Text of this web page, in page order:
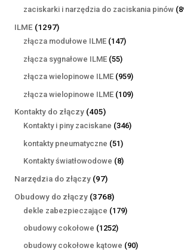
zaciskarki i narzędzia do zaciskania pinów
ILME 12971297
produktów
złącza modułowe ILME 147147
złącza sygnałowe ILME 5555
produktów
złącza wielopinowe ILME 959959
produktów
złącza wielopinowe ILME 109109
Kontakty do złączy 405405
produktów
Kontakty i piny zaciskane 346346
kontakty pneumatyczne 5151
produktów
Kontakty światłowodowe 88
Narzędzia do złączy 9797
produktów
Obudowy do złączy 37683768
produktów
dekle zabezpieczające 179179
obudowy cokołowe 12521252
produkty
obudowy cokołowe kątowe 9090